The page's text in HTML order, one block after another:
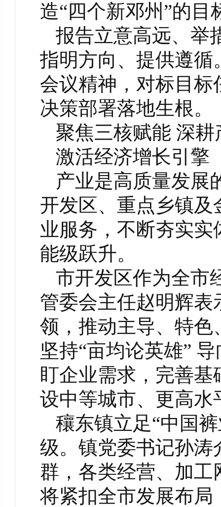
造“四个新邓州”的目
报告立意高远、举
指明方向、提供遵
会议精神，对标目
决策部署落地生根。
聚焦三核赋能 深耕
激活经济增长引擎
产业是高质量发展
开发区、重点乡镇
业服务，不断夯实
能级跃升。
市开发区作为全市
管委会主任赵明辉
领，推动主导、特
坚持“亩均论英雄”
盯企业需求，完善
设中等城市、更高
穰东镇立足“中国
级。镇党委书记孙
群，各类经营、加
将紧扣全市发展布